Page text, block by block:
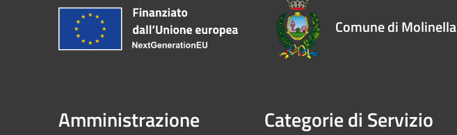
Comune di Molinella
Amministrazione Categorie di Servizio